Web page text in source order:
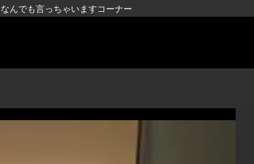
なんでも言っちゃいますコーナー